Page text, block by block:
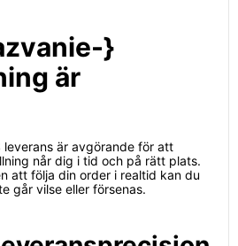
}
är
leverans är avgörande för att
når dig i tid och på rätt plats.
att följa din order i realtid kan du
går vilse eller försenas.